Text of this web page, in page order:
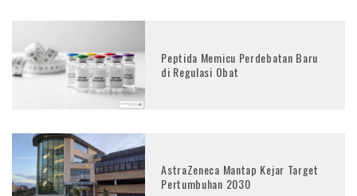
Peptida Memicu Perdebatan Baru
di Regulasi Obat
AstraZeneca Mantap Kejar Target
Pertumbuhan 2030